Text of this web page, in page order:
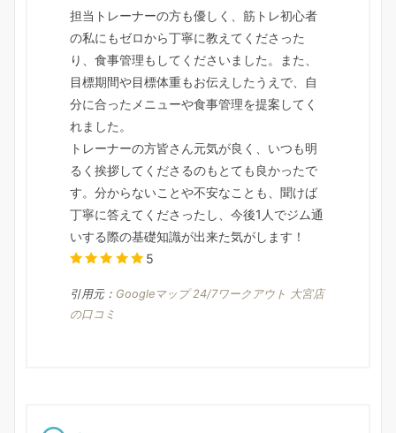
担当トレーナーの方も優しく、筋トレ初心者
の私にもゼロから丁寧に教えてくださった
り、食事管理もしてくださいました。また、
目標期間や目標体重もお伝えしたうえで、自
分に合ったメニューや食事管理を提案してく
れました。
トレーナーの方皆さん元気が良く、いつも明
るく挨拶してくださるのもとても良かったで
す。分からないことや不安なことも、聞けば
丁寧に答えてくださったし、今後1人でジム通
いする際の基礎知識が出来た気がします！
5
引用元： Googleマップ 24/7ワークアウト 大宮店
の口コミ